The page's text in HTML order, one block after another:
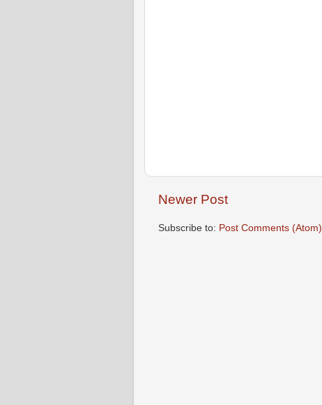
Newer Post
Subscribe to: Post Comments (Atom)